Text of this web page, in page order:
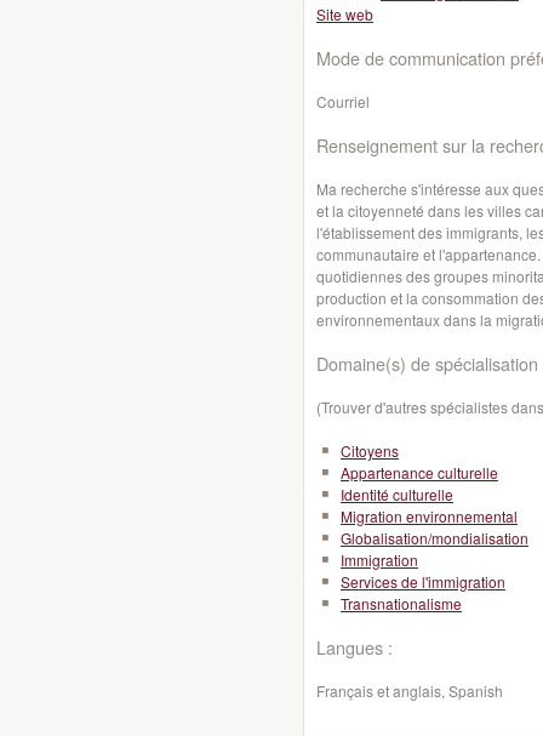
Site web
Mode de communication
Courriel
Renseignement sur la
Ma recherche s'intéresse aux
et la citoyenneté dans les villes
l'établissement des immigrants,
communautaire et
quotidiennes des groupes
production et la consommation
environnementaux dans la
Domaine(s) de spécialisation
(Trouver d'autres spécialistes
Citoyens
Appartenance culturelle
Identité culturelle
Migration environnemental
Globalisation/mondialisation
Immigration
Services de l'immigration
Transnationalisme
Langues :
Français et anglais, Spanish